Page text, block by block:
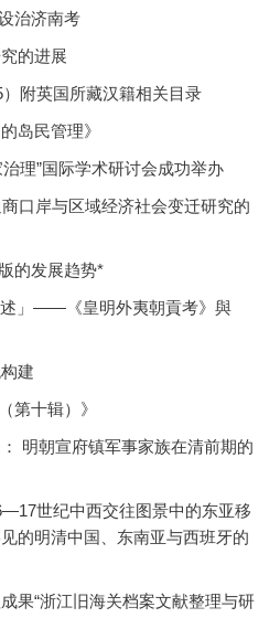
治济南考
的进展
附英国所藏汉籍相关目录
岛民管理》
理”国际学术研讨会成功举办
口岸与区域经济社会变迁研究的
的发展趋势*
述」——《皇明外夷朝貢考》與
建
第十辑）》
明朝宣府镇军事家族在清前期的
世纪中西交往图景中的东亚移
的明清中国、东南亚与西班牙的
果“浙江旧海关档案文献整理与研